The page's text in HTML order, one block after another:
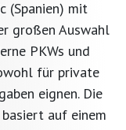
(Spanien) mit
großen Auswahl
PKWs und
für private
eignen. Die
auf einem